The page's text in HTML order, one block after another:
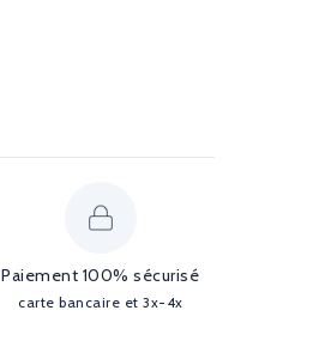
Paiement 100% sécurisé
carte bancaire et 3x-4x